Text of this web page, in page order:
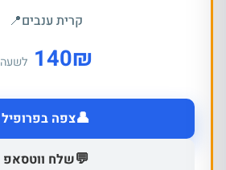
קרית ענבים📍
₪
140 לשעה
👤צפה בפרופיל
💬שלח ווטסאפ